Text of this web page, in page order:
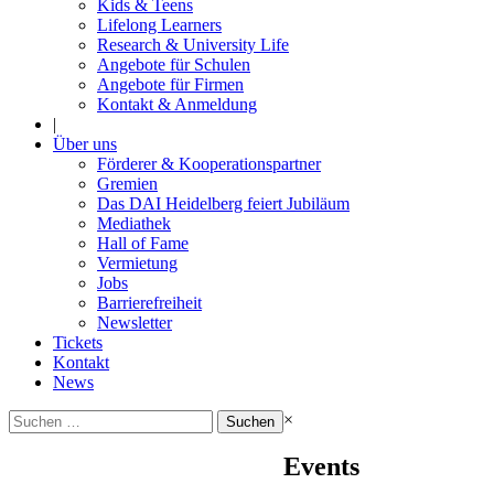
Kids & Teens
Lifelong Learners
Research & University Life
Angebote für Schulen
Angebote für Firmen
Kontakt & Anmeldung
|
Über uns
Förderer & Kooperationspartner
Gremien
Das DAI Heidelberg feiert Jubiläum
Mediathek
Hall of Fame
Vermietung
Jobs
Barrierefreiheit
Newsletter
Tickets
Kontakt
News
Suchen
nach:
×
Events